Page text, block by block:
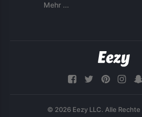
Mehr ...
© 2026 Eezy LLC. Alle